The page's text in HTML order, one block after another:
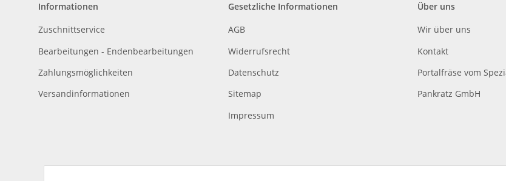
Informationen
Zuschnittservice
Bearbeitungen - Endenbearbeitungen
Zahlungsmöglichkeiten
Versandinformationen
Gesetzliche Informationen
AGB
Widerrufsrecht
Datenschutz
Sitemap
Impressum
Über uns
Wir über uns
Kontakt
Portalfräse vom
Pankratz GmbH